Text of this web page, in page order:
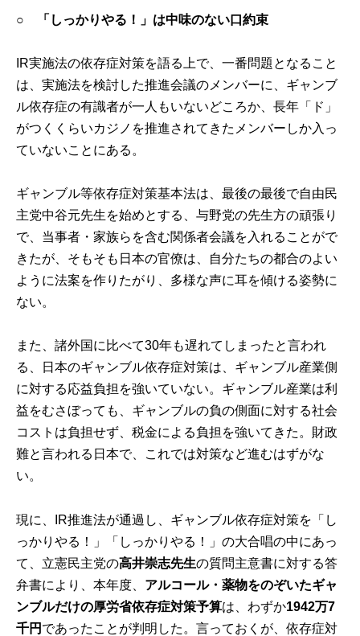
○ 「しっかりやる！」は中味のない口約束
IR実施法の依存症対策を語る上で、一番問題となること
は、実施法を検討した推進会議のメンバーに、ギャンブ
ル依存症の有識者が一人もいないどころか、長年「ド」
がつくくらいカジノを推進されてきたメンバーしか入っ
ていないことにある。
ギャンブル等依存症対策基本法は、最後の最後で自由民
主党中谷元先生を始めとする、与野党の先生方の頑張り
で、当事者・家族らを含む関係者会議を入れることがで
きたが、そもそも日本の官僚は、自分たちの都合のよい
ように法案を作りたがり、多様な声に耳を傾ける姿勢に
ない。
また、諸外国に比べて30年も遅れてしまったと言われ
る、日本のギャンブル依存症対策は、ギャンブル産業側
に対する応益負担を強いていない。ギャンブル産業は利
益をむさぼっても、ギャンブルの負の側面に対する社会
コストは負担せず、税金による負担を強いてきた。財政
難と言われる日本で、これでは対策など進むはずがな
い。
現に、IR推進法が通過し、ギャンブル依存症対策を「し
っかりやる！」「しっかりやる！」の大合唱の中にあっ
て、立憲民主党の高井崇志先生の質問主意書に対する答
弁書により、本年度、 アルコール・薬物をのぞいたギャ
ンブルだけの厚労省依存症対策予算は、わずか1942万7
千円 であったことが判明した。言っておくが、依存症対